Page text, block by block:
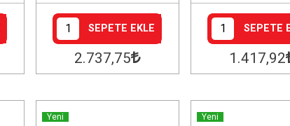
SEPETE EKLE
2.737,75
SEPETE
1.417,92
Yeni Yeni